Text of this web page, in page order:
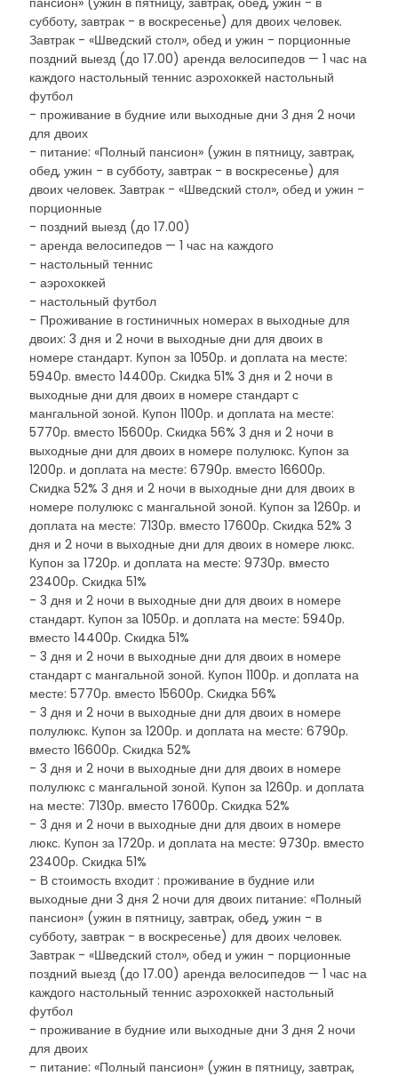
субботу, завтрак - в воскресенье) для двоих человек.
Завтрак - «Шведский стол», обед и ужин - порционные
поздний выезд (до 17.00) аренда велосипедов — 1 час на
каждого настольный теннис аэрохоккей настольный
футбол
- проживание в будние или выходные дни 3 дня 2 ночи
для двоих
- питание: «Полный пансион» (ужин в пятницу, завтрак,
обед, ужин - в субботу, завтрак - в воскресенье) для
двоих человек. Завтрак - «Шведский стол», обед и ужин -
порционные
- поздний выезд (до 17.00)
- аренда велосипедов — 1 час на каждого
- настольный теннис
- аэрохоккей
- настольный футбол
- Проживание в гостиничных номерах в выходные для
двоих: 3 дня и 2 ночи в выходные дни для двоих в
номере стандарт. Купон за 1050р. и доплата на месте:
5940р. вместо 14400р. Скидка 51% 3 дня и 2 ночи в
выходные дни для двоих в номере стандарт с
мангальной зоной. Купон 1100р. и доплата на месте:
5770р. вместо 15600р. Скидка 56% 3 дня и 2 ночи в
выходные дни для двоих в номере полулюкс. Купон за
1200р. и доплата на месте: 6790р. вместо 16600р.
Скидка 52% 3 дня и 2 ночи в выходные дни для двоих в
номере полулюкс с мангальной зоной. Купон за 1260р. и
доплата на месте: 7130р. вместо 17600р. Скидка 52% 3
дня и 2 ночи в выходные дни для двоих в номере люкс.
Купон за 1720р. и доплата на месте: 9730р. вместо
23400р. Скидка 51%
- 3 дня и 2 ночи в выходные дни для двоих в номере
стандарт. Купон за 1050р. и доплата на месте: 5940р.
вместо 14400р. Скидка 51%
- 3 дня и 2 ночи в выходные дни для двоих в номере
стандарт с мангальной зоной. Купон 1100р. и доплата на
месте: 5770р. вместо 15600р. Скидка 56%
- 3 дня и 2 ночи в выходные дни для двоих в номере
полулюкс. Купон за 1200р. и доплата на месте: 6790р.
вместо 16600р. Скидка 52%
- 3 дня и 2 ночи в выходные дни для двоих в номере
полулюкс с мангальной зоной. Купон за 1260р. и доплата
на месте: 7130р. вместо 17600р. Скидка 52%
- 3 дня и 2 ночи в выходные дни для двоих в номере
люкс. Купон за 1720р. и доплата на месте: 9730р. вместо
23400р. Скидка 51%
- В стоимость входит : проживание в будние или
выходные дни 3 дня 2 ночи для двоих питание: «Полный
пансион» (ужин в пятницу, завтрак, обед, ужин - в
субботу, завтрак - в воскресенье) для двоих человек.
Завтрак - «Шведский стол», обед и ужин - порционные
поздний выезд (до 17.00) аренда велосипедов — 1 час на
каждого настольный теннис аэрохоккей настольный
футбол
- проживание в будние или выходные дни 3 дня 2 ночи
для двоих
- питание: «Полный пансион» (ужин в пятницу, завтрак,